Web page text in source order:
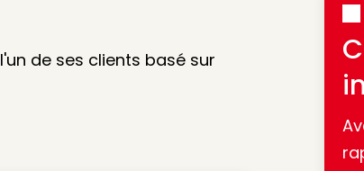
de ses clients basé sur